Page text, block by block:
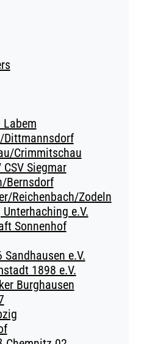
Dittmannsdorf
Crimmitschau
Siegmar
Bernsdorf
Reichenbach/Zodeln
e.V.
Sonnenhof
e.V.
1898 e.V.
Burghausen